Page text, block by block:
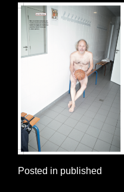
Posted in published